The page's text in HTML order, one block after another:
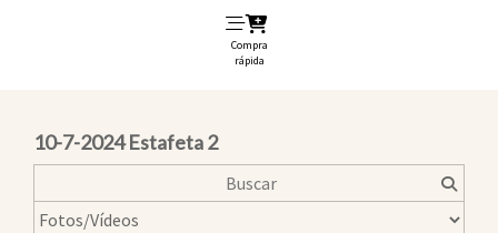
Compra
rápida
10-7-2024 Estafeta 2